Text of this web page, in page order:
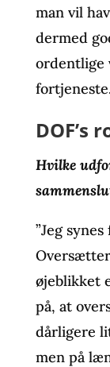
man vil
dermed
ordentlige
DOF’s
Hvilke
”Jeg
øjeblikket
på, at
dårligere
men på